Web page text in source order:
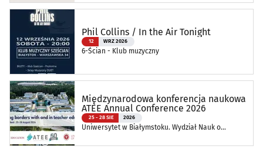
Phil Collins / In the Air Tonight
12 WRZ 2026
6-Ścian - Klub muzyczny
Międzynarodowa konferencja naukowa
ATEE Annual Conference 2026
25 - 28 SIE 2026
Uniwersytet w Białymstoku. Wydział Nauk o